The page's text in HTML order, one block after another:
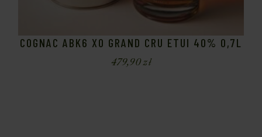
COGNAC ABK6 XO GRAND CRU ETUI 40% 0,7L
479,90zł